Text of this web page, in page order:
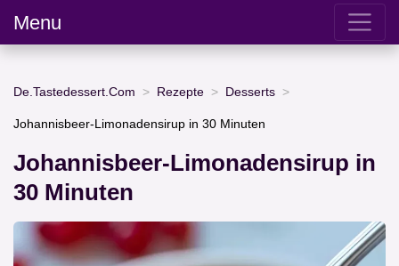
Menu
De.Tastedessert.Com Rezepte Desserts
Johannisbeer-Limonadensirup in 30 Minuten
Johannisbeer-Limonadensirup in
30 Minuten